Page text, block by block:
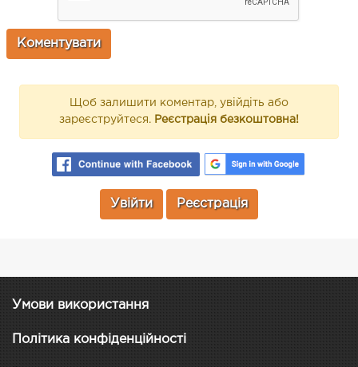
Щоб залишити коментар, увійдіть або
зареєструйтеся. Реєстрація безкоштовна!
Увійти Реєстрація
Умови використання
Політика конфіденційності